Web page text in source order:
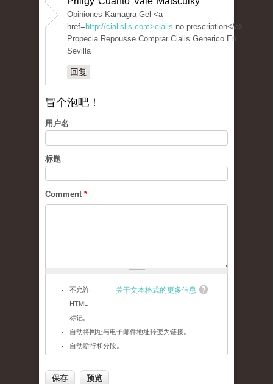
Opiniones Kamagra Gel <a
href= http://cialislis.com>cialis no prescription</a>
Propecia Repousse Comprar Cialis Generico En
Sevilla
回复
冒个泡吧！
用户名
标题
Comment *
关于文本格式的更多信息
不允许
HTML
标记。
自动将网址与电子邮件地址转变为链接。
自动断行和分段。